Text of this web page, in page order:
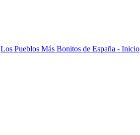
Los Pueblos Más Bonitos de España - Inicio